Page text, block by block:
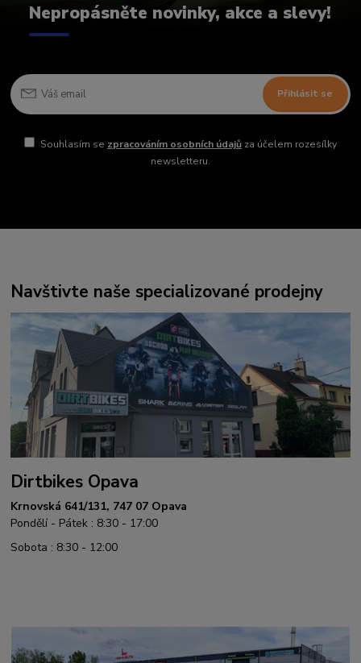
Nepropásněte novinky, akce a slevy!
Přihlásit se
Souhlasím se zpracováním osobních údajůza účelem rozesílky
newsletteru.
Navštivte naše specializované prodejny
Dirtbikes Opava
Krnovská 641/131, 747 07 Opava
Pondělí - Pátek : 8:30 - 17:00
Sobota : 8:30 - 12:00